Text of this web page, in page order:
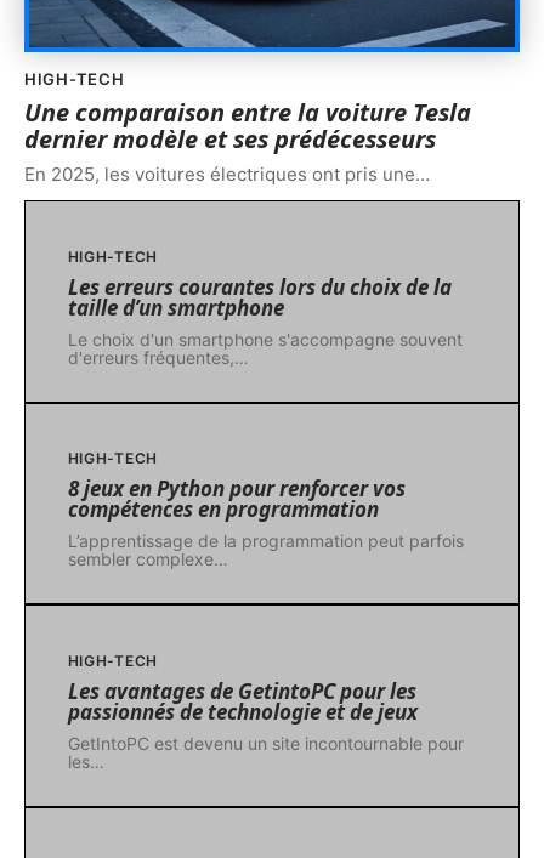
HIGH-TECH
Une comparaison entre la voiture Tesla
dernier modèle et ses prédécesseurs
En 2025, les voitures électriques ont pris une…
HIGH-TECH
Les erreurs courantes lors du choix de la
taille d’un smartphone
Le choix d'un smartphone s'accompagne souvent
d'erreurs fréquentes,…
HIGH-TECH
8 jeux en Python pour renforcer vos
compétences en programmation
L’apprentissage de la programmation peut parfois
sembler complexe…
HIGH-TECH
Les avantages de GetintoPC pour les
passionnés de technologie et de jeux
GetIntoPC est devenu un site incontournable pour
les…